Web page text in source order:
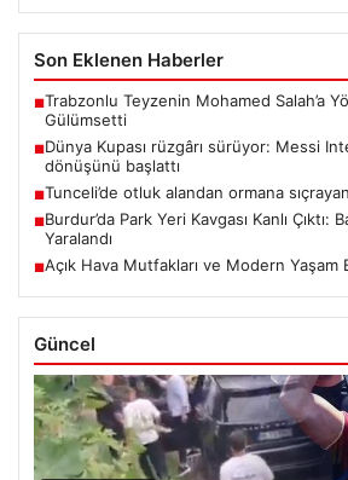
Son Eklenen Haberler
■Trabzonlu Teyzenin Mohamed Salah’a
Gülümsetti
■Dünya Kupası rüzgârı sürüyor: Messi
dönüşünü başlattı
■Tunceli’de otluk alandan ormana
■Burdur’da Park Yeri Kavgası Kanlı Çıktı:
Yaralandı
■Açık Hava Mutfakları ve Modern Yaşam
Güncel